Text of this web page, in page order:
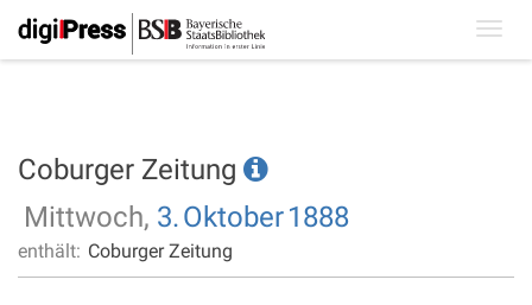
Coburger Zeitung
Mittwoch, 3.Oktober1888
enthält: Coburger Zeitung